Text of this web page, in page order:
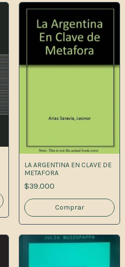
LA ARGENTINA EN CLAVE DE
METAFORA
$39.000